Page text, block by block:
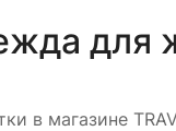
для
в магазине